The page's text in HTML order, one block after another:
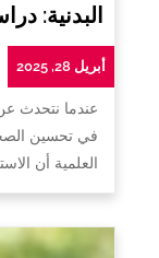
البدنية:
أبريل 28, 2025
عندما نتحدث عن
في تحسين الصحة
العلمية أن